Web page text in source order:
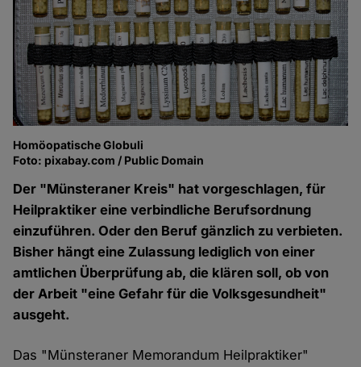
Homöopatische Globuli
Foto: pixabay.com / Public Domain
Der "Münsteraner Kreis" hat vorgeschlagen, für
Heilpraktiker eine verbindliche Berufsordnung
einzuführen. Oder den Beruf gänzlich zu verbieten.
Bisher hängt eine Zulassung lediglich von einer
amtlichen Überprüfung ab, die klären soll, ob von
der Arbeit "eine Gefahr für die Volksgesundheit"
ausgeht.
Das "Münsteraner Memorandum Heilpraktiker"